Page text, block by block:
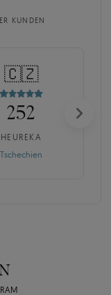
KUNDEN
🇨🇿
252
HEUREKA
Tschechien